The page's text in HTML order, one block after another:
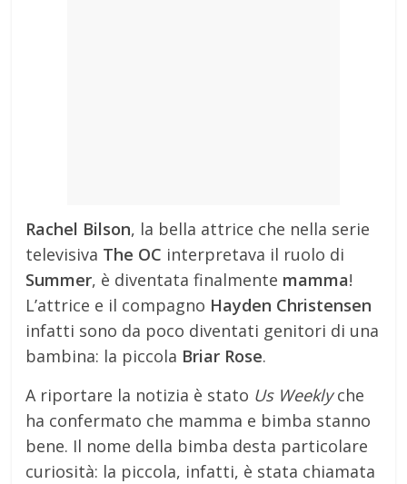
Rachel Bilson, la bella attrice che nella serie
televisiva The OC interpretava il ruolo di
Summer, è diventata finalmente mamma!
L’attrice e il compagno Hayden Christensen
infatti sono da poco diventati genitori di una
bambina: la piccola Briar Rose.
A riportare la notizia è stato Us Weeklyche
ha confermato che mamma e bimba stanno
bene. Il nome della bimba desta particolare
curiosità: la piccola, infatti, è stata chiamata